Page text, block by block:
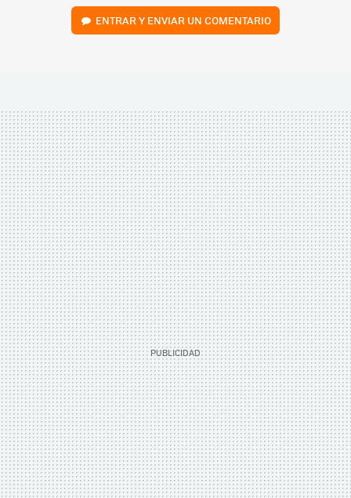
ENTRAR Y ENVIAR UN COMENTARIO